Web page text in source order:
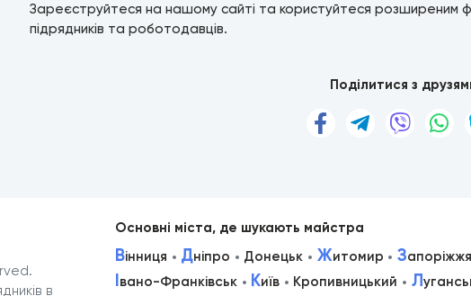
Зареєструйтеся на нашому сайті та користуйтеся розширеним
підрядників та роботодавців.
Поділитися з
в
Основні міста, де шукають майстра
Вінниця Дніпро Донецьк Житомир Запоріжжя
Івано-Франківськ Київ Кропивницький Л